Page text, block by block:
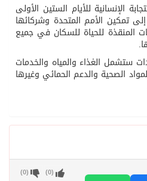
الإنسانية للأيام الستين الأولى
تمكين الأمم المتحدة وشركائها
المنقذة للحياة للسكان في جميع
ستشمل الغذاء والمياه والخدمات
الصحية والدعم الحمائي وغيرها
(
0
) (
0
)